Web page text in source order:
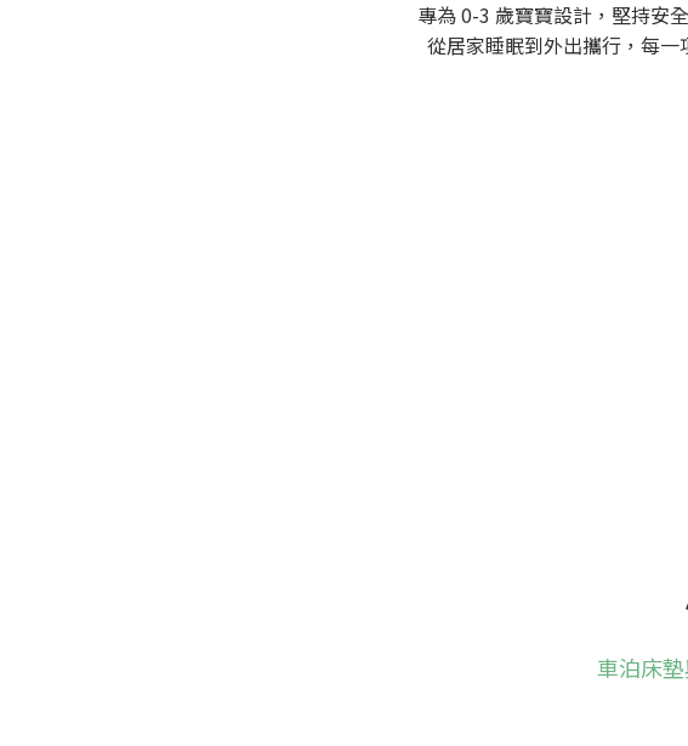
專為 0-3 歲寶寶設計，堅持安
從居家睡眠到外出攜行，每
車泊床